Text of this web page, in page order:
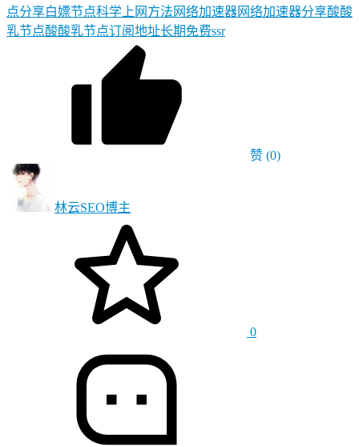
点分享白嫖节点科学上网方法 网络加速器网络加速器分享酸酸
乳节点酸酸乳节点订阅地址长期免费ssr
赞 (0)
林云SEO博主
0